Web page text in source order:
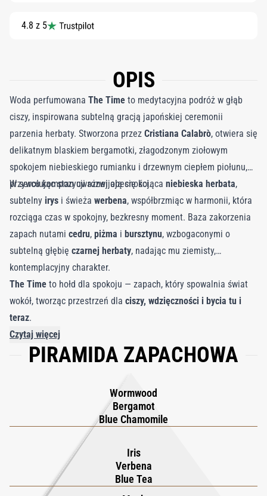
4.8 z 5
OPIS
Woda perfumowana The Time to medytacyjna podróż w głąb
ciszy, inspirowana subtelną gracją japońskiej ceremonii
parzenia herbaty. Stworzona przez Cristiana Calabrò, otwiera się
delikatnym blaskiem bergamotki, złagodzonym ziołowym
spokojem niebieskiego rumianku i drzewnym ciepłem piołunu,
przywołując stan uważnej obecności.
W sercu kompozycji rozwijają się kojąca niebieska herbata,
subtelny irys i świeża werbena, współbrzmiąc w harmonii, która
rozciąga czas w spokojny, bezkresny moment. Baza zakorzenia
zapach nutami cedru, piżma i bursztynu, wzbogaconymi o
subtelną głębię czarnej herbaty, nadając mu ziemisty,
kontemplacyjny charakter.
The Time to hołd dla spokoju — zapach, który spowalnia świat
wokół, tworząc przestrzeń dla ciszy, wdzięczności i bycia tu i
teraz.
Czytaj więcej
PIRAMIDA ZAPACHOWA
Wormwood
Bergamot
Blue Chamomile
Iris
Verbena
Blue Tea